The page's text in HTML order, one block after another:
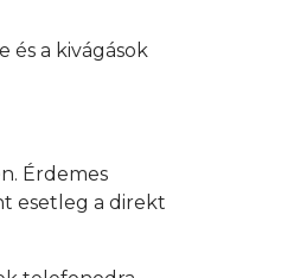
és a kivágások
Érdemes
esetleg a direkt